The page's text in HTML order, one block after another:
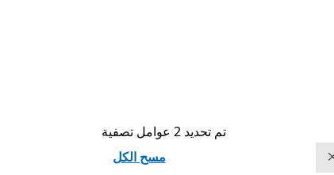
تم تحديد 2 عوامل تصفية
مسح الكل